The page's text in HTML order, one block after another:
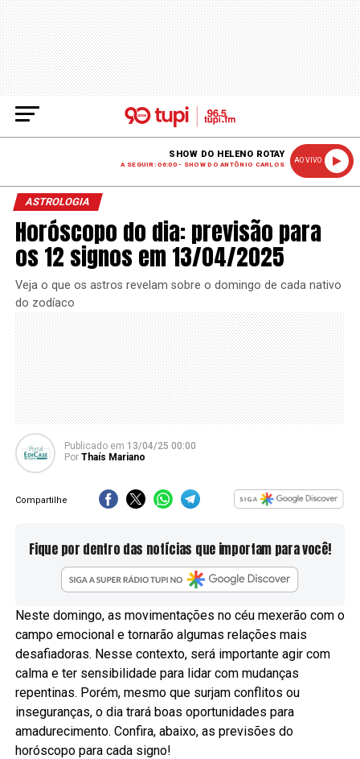
SHOW DO HELENO ROTAY
A SEGUIR: 06:00 - SHOW DO ANTÔNIO CARLOS
AO VIVO
ASTROLOGIA
Horóscopo do dia: previsão para
os 12 signos em 13/04/2025
Veja o que os astros revelam sobre o domingo de cada nativo
do zodíaco
Publicado em 13/04/25 00:00
Por Thaís Mariano
Compartilhe
Fique por dentro das notícias que importam para você!
Neste domingo, as movimentações no céu mexerão com o
campo emocional e tornarão algumas relações mais
desafiadoras. Nesse contexto, será importante agir com
calma e ter sensibilidade para lidar com mudanças
repentinas. Porém, mesmo que surjam conflitos ou
inseguranças, o dia trará boas oportunidades para
amadurecimento. Confira, abaixo, as previsões do
horóscopo para cada signo!